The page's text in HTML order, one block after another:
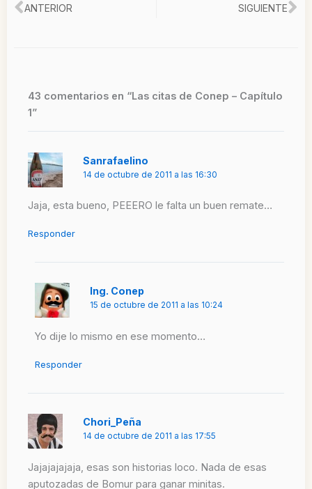
Ant
ANTERIOR SIGUIENTE
43 comentarios en “Las citas de Conep – Capítulo
1”
Sanrafaelino
14 de octubre de 2011 a las 16:30
Jaja, esta bueno, PEEERO le falta un buen remate…
Responder
Ing. Conep
15 de octubre de 2011 a las 10:24
Yo dije lo mismo en ese momento…
Responder
Chori_Peña
14 de octubre de 2011 a las 17:55
Jajajajajaja, esas son historias loco. Nada de esas
aputozadas de Bomur para ganar minitas.